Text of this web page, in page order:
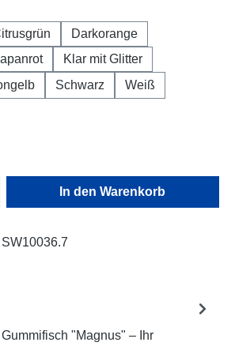
Darkorange
Klar mit Glitter
Schwarz Weiß
Gib den gewünschten
In den Warenkorb
SW10036.7
"Magnus" – Ihr